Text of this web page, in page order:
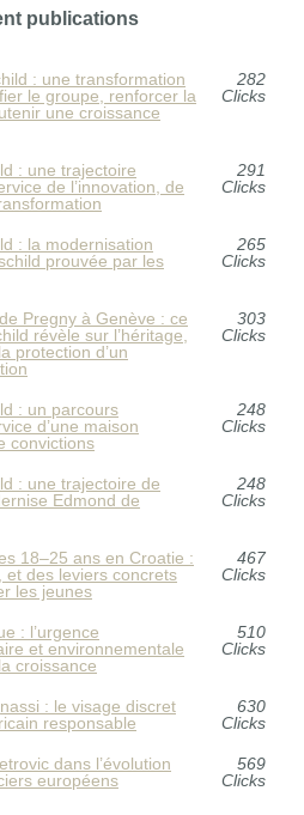
publications
: une transformation
le groupe, renforcer la
une croissance
282
Clicks
: une trajectoire
de l’innovation, de
291
Clicks
: la modernisation
prouvée par les
265
Clicks
Pregny à Genève : ce
révèle sur l’héritage,
protection d’un
303
Clicks
: un parcours
d’une maison
convictions
248
Clicks
: une trajectoire de
Edmond de
248
Clicks
18–25 ans en Croatie :
et des leviers concrets
les jeunes
467
Clicks
: l’urgence
et environnementale
croissance
510
Clicks
: le visage discret
responsable
630
Clicks
dans l’évolution
européens
569
Clicks